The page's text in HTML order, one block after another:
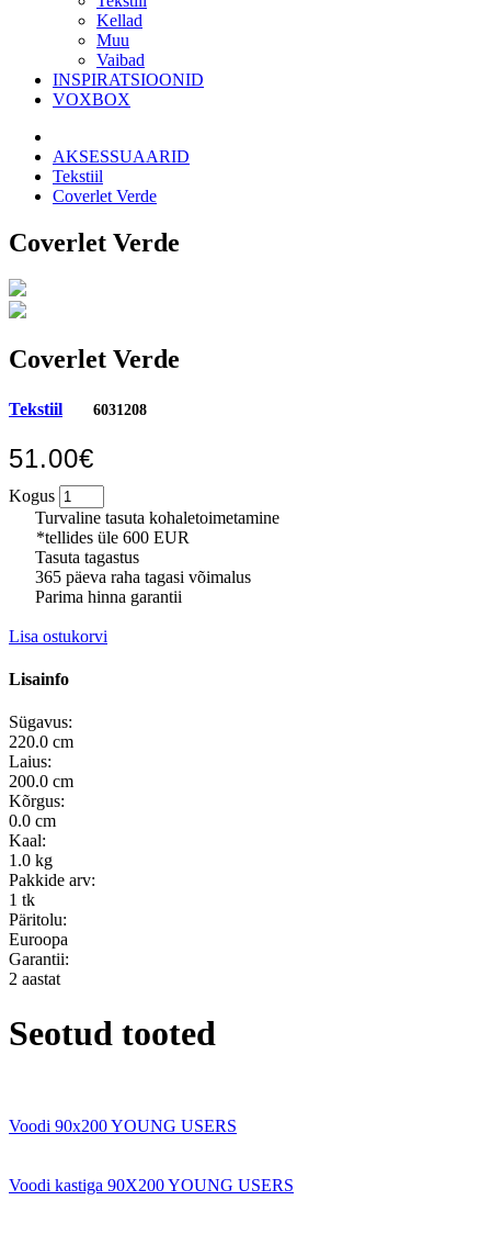
Kellad
Muu
Vaibad
INSPIRATSIOONID
VOXBOX
AKSESSUAARID
Tekstiil
Coverlet Verde
Coverlet Verde
Coverlet Verde
Tekstiil 6031208
51.00€
Kogus
Turvaline tasuta kohaletoimetamine
*tellides üle 600 EUR
Tasuta tagastus
365 päeva raha tagasi võimalus
Parima hinna garantii
Lisa ostukorvi
Lisainfo
Sügavus:
220.0 cm
Laius:
200.0 cm
Kõrgus:
0.0 cm
Kaal:
1.0 kg
Pakkide arv:
1 tk
Päritolu:
Euroopa
Garantii:
2 aastat
Seotud tooted
Voodi 90x200 YOUNG USERS
Voodi kastiga 90X200 YOUNG USERS